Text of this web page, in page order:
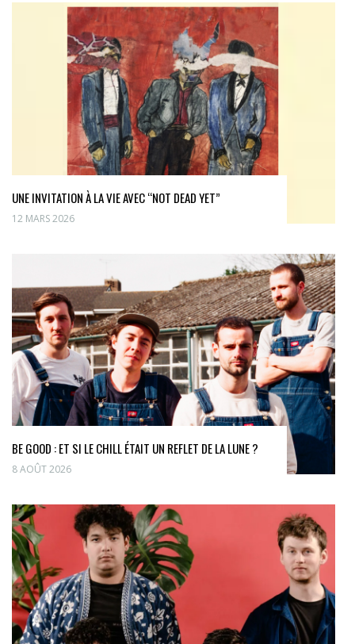
UNE INVITATION À LA VIE AVEC “NOT DEAD YET”
12 MARS 2026
BE GOOD : ET SI LE CHILL ÉTAIT UN REFLET DE LA LUNE ?
8 AOÛT 2026